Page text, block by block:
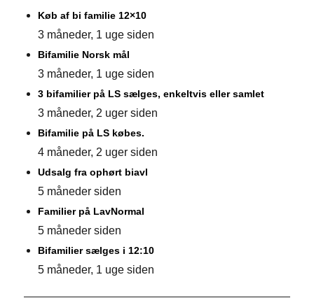
Køb af bi familie 12×10
3 måneder, 1 uge siden
Bifamilie Norsk mål
3 måneder, 1 uge siden
3 bifamilier på LS sælges, enkeltvis eller samlet
3 måneder, 2 uger siden
Bifamilie på LS købes.
4 måneder, 2 uger siden
Udsalg fra ophørt biavl
5 måneder siden
Familier på LavNormal
5 måneder siden
Bifamilier sælges i 12:10
5 måneder, 1 uge siden